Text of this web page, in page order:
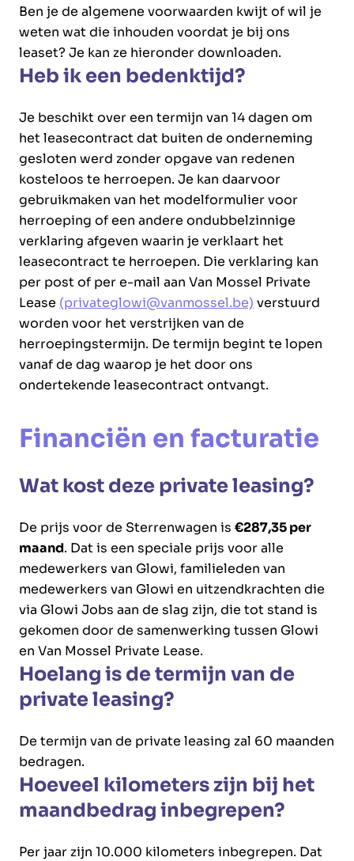
Ben je de algemene voorwaarden kwijt of wil je
weten wat die inhouden voordat je bij ons
leaset? Je kan ze hieronder downloaden.
Heb ik een bedenktijd?
Je beschikt over een termijn van 14 dagen om
het leasecontract dat buiten de onderneming
gesloten werd zonder opgave van redenen
kosteloos te herroepen. Je kan daarvoor
gebruikmaken van het modelformulier voor
herroeping of een andere ondubbelzinnige
verklaring afgeven waarin je verklaart het
leasecontract te herroepen. Die verklaring kan
per post of per e-mail aan Van Mossel Private
Lease (privateglowi@vanmossel.be) verstuurd
worden voor het verstrijken van de
herroepingstermijn. De termijn begint te lopen
vanaf de dag waarop je het door ons
ondertekende leasecontract ontvangt.
Financiën en facturatie
Wat kost deze private leasing?
De prijs voor de Sterrenwagen is €287,35 per
maand. Dat is een speciale prijs voor alle
medewerkers van Glowi, familieleden van
medewerkers van Glowi en uitzendkrachten die
via Glowi Jobs aan de slag zijn, die tot stand is
gekomen door de samenwerking tussen Glowi
en Van Mossel Private Lease.
Hoelang is de termijn van de
private leasing?
De termijn van de private leasing zal 60 maanden
bedragen.
Hoeveel kilometers zijn bij het
maandbedrag inbegrepen?
Per jaar zijn 10.000 kilometers inbegrepen. Dat